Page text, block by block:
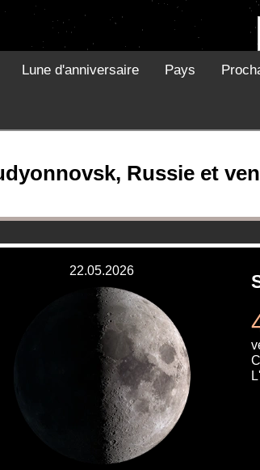
Lune d'anniversaire Pays
Russie et
22.05.2026